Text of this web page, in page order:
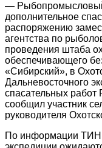
—
дополнительное
распоряжению
агентства по
проведения штаба
обеспечивающего
«Сибирский», в
Дальневосточного
спасательных
сообщил участник
руководителя
По информации